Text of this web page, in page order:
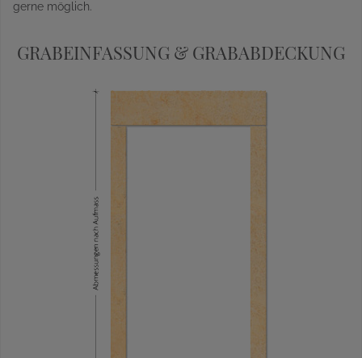
gerne möglich.
GRABEINFASSUNG & GRABABDECKUNG